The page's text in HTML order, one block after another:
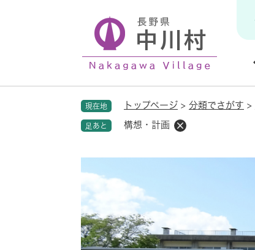
く
現在地 トップページ > 分類でさがす >
足あと 構想・計画